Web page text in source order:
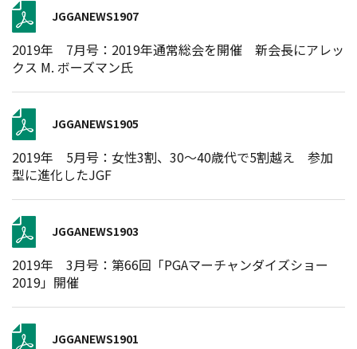
JGGANEWS1907
2019年 7月号：2019年通常総会を開催 新会長にアレッ
クス M. ボーズマン氏
JGGANEWS1905
2019年 5月号：女性3割、30〜40歳代で5割越え 参加
型に進化したJGF
JGGANEWS1903
2019年 3月号：第66回「PGAマーチャンダイズショー
2019」開催
JGGANEWS1901